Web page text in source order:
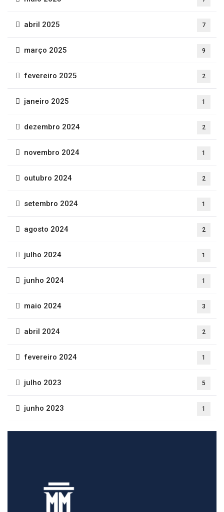
abril 2025 7
março 2025 9
fevereiro 2025 2
janeiro 2025 1
dezembro 2024 2
novembro 2024 1
outubro 2024 2
setembro 2024 1
agosto 2024 2
julho 2024 1
junho 2024 1
maio 2024 3
abril 2024 2
fevereiro 2024 1
julho 2023 5
junho 2023 1